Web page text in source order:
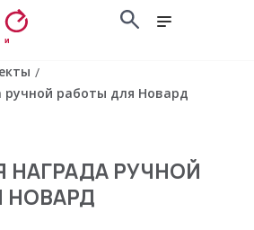
и
/
ручной работы для Новард
НАГРАДА РУЧНОЙ
НОВАРД